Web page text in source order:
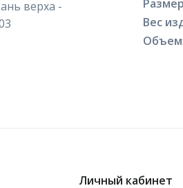
верха -
Вес
Объем:
Личный кабинет